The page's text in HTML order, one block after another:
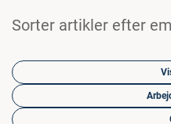
Sorter artikler efter